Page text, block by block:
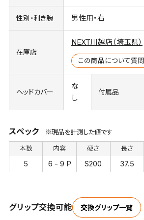
性別・利き腕 男性用・右
在庫店
NEXT川越店（埼玉県）
この商品について質問
ヘッドカバー
な
し
付属品
スペック ※現品を計測した値です
本数
5
内容
6 - 9 P
硬さ
S200
長さ
37.5
グリップ交換可能 交換グリップ一覧